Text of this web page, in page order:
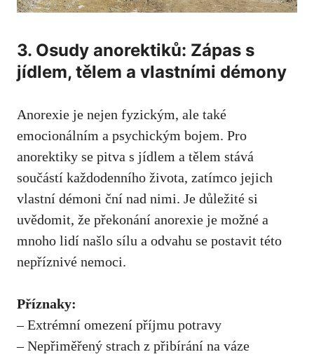
3.‌ Osudy anorektiků: Zápas s
jídlem, tělem a vlastními démony
Anorexie je nejen fyzickým, ale také
⁣emocionálním a‌ psychickým bojem. Pro
anorektiky se​ pitva s jídlem a tělem stává
součástí každodenního života, zatímco jejich⁢
vlastní ​démoni ční nad nimi. Je důležité ‌si
uvědomit, že překonání anorexie​ je ⁣možné a
mnoho⁣ lidí našlo sílu a⁣ odvahu se postavit této⁤
nepříznivé nemoci.
Příznaky:
– Extrémní omezení příjmu potravy
– Nepřiměřený strach z přibírání ⁢na váze